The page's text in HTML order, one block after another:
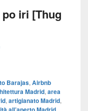
iri [Thug
Barajas, Airbnb
Madrid, area
, artigianato Madrid,